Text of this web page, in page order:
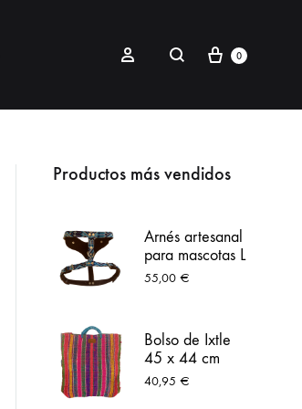
MASCOTAS
Colección Itzcuincle
Collares mascotas
PetKit
Sign inBuscar Carrito
0
Productos más vendidos
Arnés artesanal
para mascotas L
azul
55,00€
Bolso de Ixtle
45 x 44 cm
grande colores
40,95€